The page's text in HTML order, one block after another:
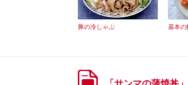
豚の冷しゃぶ 基本の